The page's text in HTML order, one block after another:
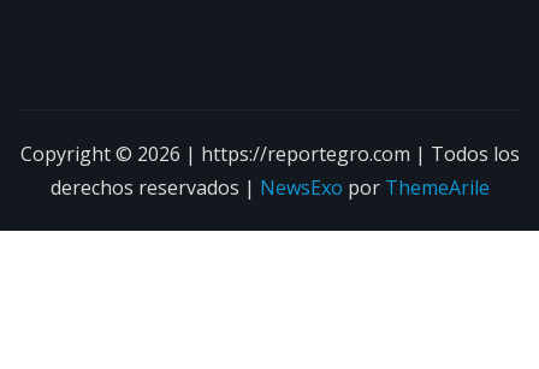
Copyright © 2026 | https://reportegro.com | Todos los
derechos reservados | NewsExo por ThemeArile